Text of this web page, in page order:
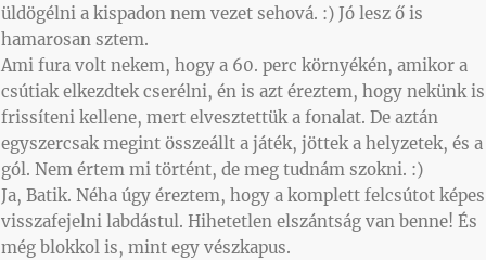
üldögélni a kispadon nem vezet sehová. :) Jó lesz ő is
hamarosan sztem.
Ami fura volt nekem, hogy a 60. perc környékén, amikor a
csútiak elkezdtek cserélni, én is azt éreztem, hogy nekünk is
frissíteni kellene, mert elvesztettük a fonalat. De aztán
egyszercsak megint összeállt a játék, jöttek a helyzetek, és a
gól. Nem értem mi történt, de meg tudnám szokni. :)
Ja, Batik. Néha úgy éreztem, hogy a komplett felcsútot képes
visszafejelni labdástul. Hihetetlen elszántság van benne! És
még blokkol is, mint egy vészkapus.